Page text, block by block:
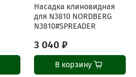
Насадка клиновидная
для N3810 NORDBERG
N3810#SPREADER
3 040 ₽
В корзину